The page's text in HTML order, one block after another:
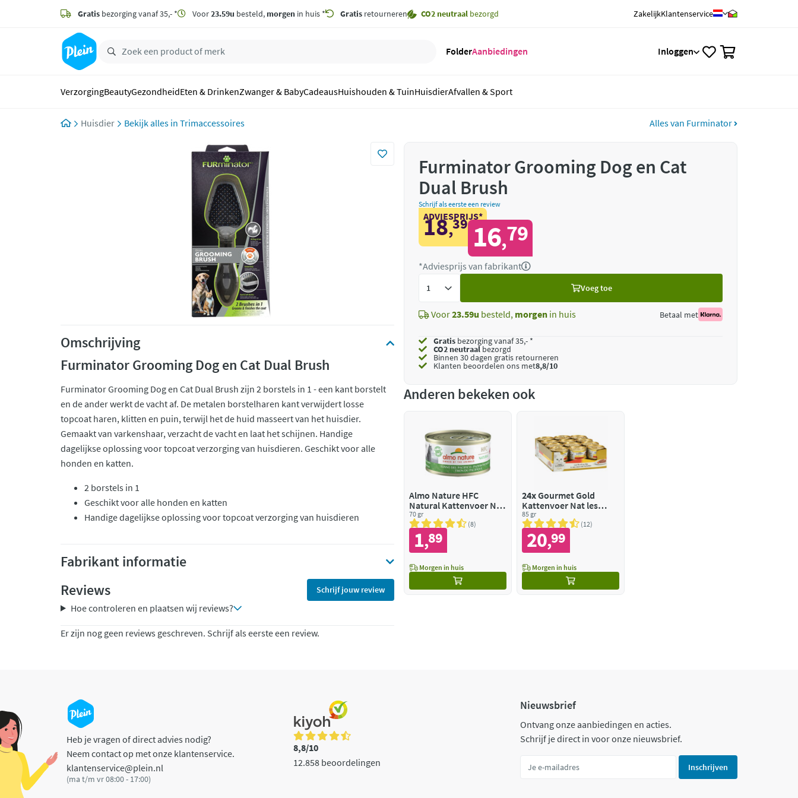
zoeken
hoofdinhoud
Gratis bezorging vanaf 35,- * Voor23.59u besteld, morgen in huis * Gratis retourneren CO2 neutraal bezorgd ZakelijkKlantenservice
FolderAanbiedingen Inloggen
VerzorgingBeautyGezondheidEten & DrinkenZwanger & BabyCadeausHuishouden & TuinHuisdierAfvallen & Sport
Huisdier Trimaccessoires Alles van Furminator
Omschrijving
Furminator Grooming Dog en Cat Dual Brush
Furminator Grooming Dog en Cat Dual Brush zijn 2 borstels in 1 - een kant borstelt
en de ander werkt de vacht af. De metalen borstelharen kant verwijdert losse
topcoat haren, klitten en puin, terwijl het de huid masseert van het huisdier.
Gemaakt van varkenshaar, verzacht de vacht en laat het schijnen. Handige
dagelijkse oplossing voor topcoat verzorging van huisdieren. Geschikt voor alle
honden en katten.
2 borstels in 1
Geschikt voor alle honden en katten
Handige dagelijkse oplossing voor topcoat verzorging van huisdieren
Fabrikant informatie
Reviews
Schrijf jouw review
Hoe controleren en plaatsen wij reviews?
Er zijn nog geen reviews geschreven. Schrijf als eerste een review.
Furminator Grooming Dog en Cat
Dual Brush
Schrijf als eerste een review
ADVIESPRIJS*
18,39 16,79
*Adviesprijs van fabrikant
Voeg toe
Voor23.59u besteld, morgen in huis Betaal met
Gratis bezorging vanaf 35,- *
CO2 neutraalbezorgd
Binnen 30 dagen gratis retourneren
Klanten beoordelen ons met8,8/10
Anderen bekeken ook
Almo Nature HFC
Natural Kattenvoer Nat
Pacific Tonijn
70 gr
8
1,89
Morgen in huis
24xGourmet Gold
Kattenvoer Nat les
Cassolettes Rund
85 gr
12
20,99
Morgen in huis
Heb je vragen of direct advies nodig?
Neem contact op met onze klantenservice.
klantenservice@plein.nl
(ma t/m vr 08:00 - 17:00)
8,8/10
12.858 beoordelingen
Nieuwsbrief
Ontvang onze aanbiedingen en acties.
Schrijf je direct in voor onze nieuwsbrief.
Inschrijven